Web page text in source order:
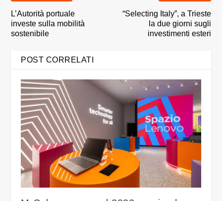
L’Autorità portuale
investe sulla mobilità
sostenibile
“Selecting Italy”, a Trieste
la due giorni sugli
investimenti esteri
POST CORRELATI